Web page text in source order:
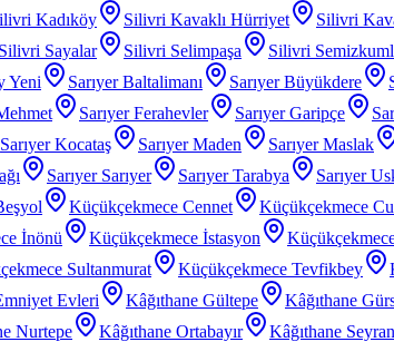
Kadıköy Silivri Kavaklı Hürriyet Silivri
Silivri Sayalar Silivri Selimpaşa Silivri
Yeni Sarıyer Baltalimanı Sarıyer Büyükdere
Sarıyer Ferahevler Sarıyer Garipçe
Sarıyer Kocataş Sarıyer Maden Sarıyer Maslak
Sarıyer Sarıyer Sarıyer Tarabya Sarıyer
Küçükçekmece Cennet Küçükçekmece
İnönü Küçükçekmece İstasyon
Sultanmurat Küçükçekmece Tevfikbey
Evleri Kâğıthane Gültepe Kâğıthane
Nurtepe Kâğıthane Ortabayır Kâğıthane